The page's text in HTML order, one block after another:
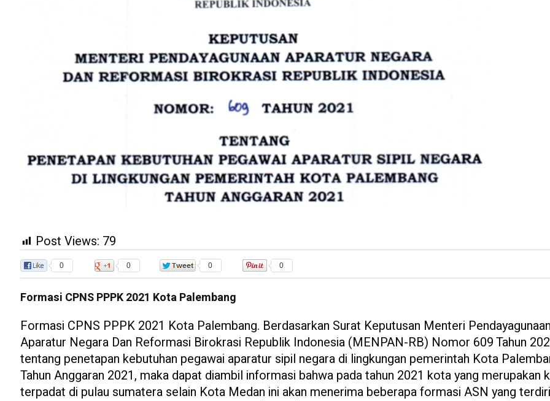
Post Views: 79
0 0 0 0
Formasi CPNS PPPK 2021 Kota Palembang
Formasi CPNS PPPK 2021 Kota Palembang. Berdasarkan Surat Keputusan Menteri
Aparatur Negara Dan Reformasi Birokrasi Republik Indonesia (MENPAN-RB) Nomor 609 Tahun
tentang penetapan kebutuhan pegawai aparatur sipil negara di lingkungan pemerintah Kota
Tahun Anggaran 2021, maka dapat diambil informasi bahwa pada tahun 2021 kota yang merupakan
terpadat di pulau sumatera selain Kota Medan ini akan menerima beberapa formasi ASN yang